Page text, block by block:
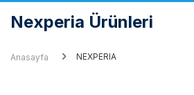
Nexperia Ürünleri
Anasayfa NEXPERIA